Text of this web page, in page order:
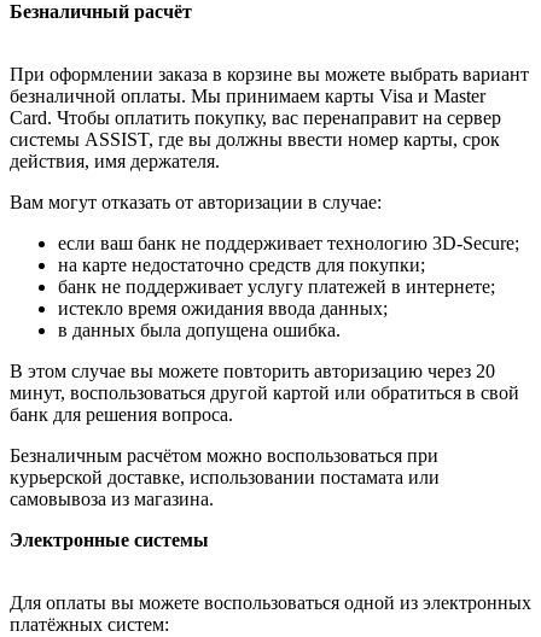
Безналичный расчёт
При оформлении заказа в корзине вы можете выбрать вариант
безналичной оплаты. Мы принимаем карты Visa и Master
Card. Чтобы оплатить покупку, вас перенаправит на сервер
системы ASSIST, где вы должны ввести номер карты, срок
действия, имя держателя.
Вам могут отказать от авторизации в случае:
если ваш банк не поддерживает технологию 3D-Secure;
на карте недостаточно средств для покупки;
банк не поддерживает услугу платежей в интернете;
истекло время ожидания ввода данных;
в данных была допущена ошибка.
В этом случае вы можете повторить авторизацию через 20
минут, воспользоваться другой картой или обратиться в свой
банк для решения вопроса.
Безналичным расчётом можно воспользоваться при
курьерской доставке, использовании постамата или
самовывоза из магазина.
Электронные системы
Для оплаты вы можете воспользоваться одной из электронных
платёжных систем: